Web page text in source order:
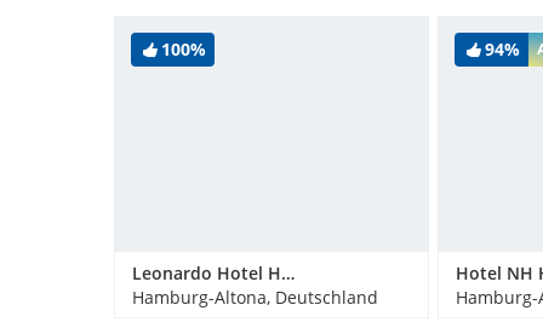
100%
Leonardo Hotel Hamburg Altona
Hamburg-Altona, Deutschland
94%